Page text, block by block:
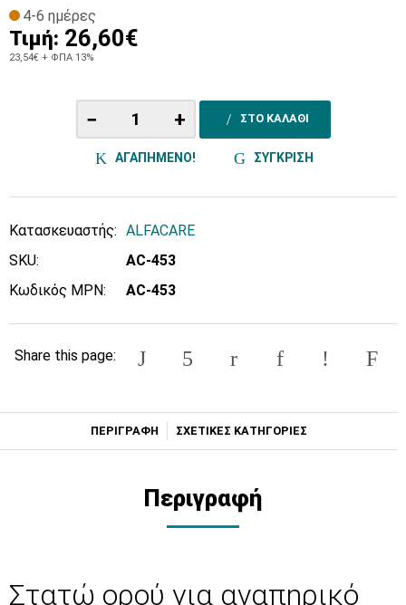
4-6 ημέρες
Τιμή: 26,60€
23,54€ + ΦΠΑ 13%
− + ΣΤΟ ΚΑΛΑΘΙ
ΑΓΑΠΗΜΕΝΟ! ΣΥΓΚΡΙΣΗ
Κατασκευαστής: ALFACARE
SKU:
AC-453
Κωδικός MPN:
AC-453
Share this page:
ΠΕΡΙΓΡΑΦΗ ΣΧΕΤΙΚΕΣ ΚΑΤΗΓΟΡΙΕΣ
Περιγραφή
Στατώ ορού για αναπηρικό